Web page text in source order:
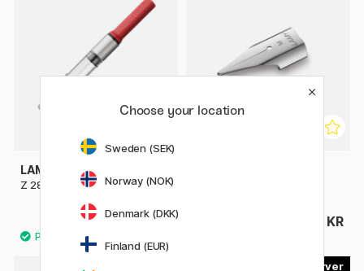
LAMY
Z 28 Converter
35 KR 85 KR
Choose your location
Sweden (SEK)
Norway (NOK)
Denmark (DKK)
Finland (EUR)